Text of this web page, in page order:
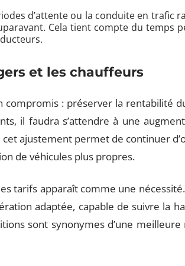
d’attente ou la conduite en trafic
Cela tient compte du temps
et les chauffeurs
compromis : préserver la rentabilité
il faudra s’attendre à une
ajustement permet de continuer
de véhicules plus propres.
tarifs apparaît comme une
adaptée, capable de suivre la
sont synonymes d’une